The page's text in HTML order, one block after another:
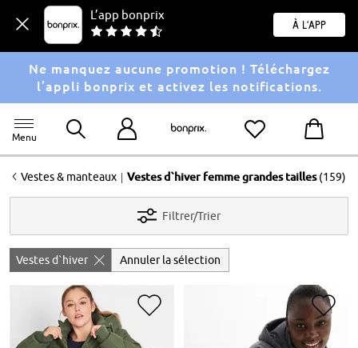
L’app bonprix
À l'app
Ne manquez aucune promotion ! Téléchargez
l’appli bonprix et activez les notifications.
Menu
<Vestes & manteaux | Vestes d`hiver femme grandes tailles (159)
Filtrer/Trier
Vestes d`hiver Annuler la sélection